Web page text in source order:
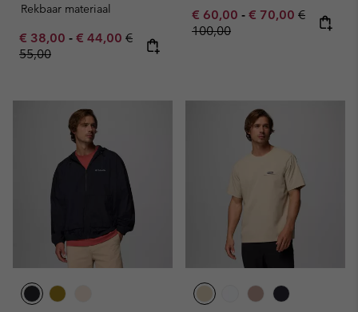
Rekbaar materiaal
Minimum sale price:
€ 38,00 - Maximum sale price:
€ 44,00 Regular price:
€
55,00
Minimum sale price:
€ 60,00 - Maximum sale
€ 70,00 Regular
€
100,00